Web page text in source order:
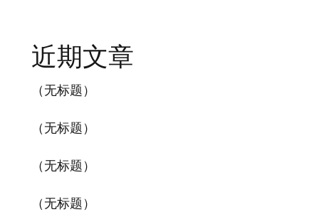
近期文章
（无标题）
（无标题）
（无标题）
（无标题）